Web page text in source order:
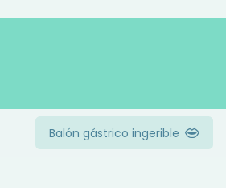
Balón gástrico ingerible